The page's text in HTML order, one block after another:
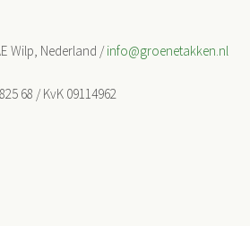
Wilp, Nederland /info@groenetakken.nl
68 / KvK 09114962